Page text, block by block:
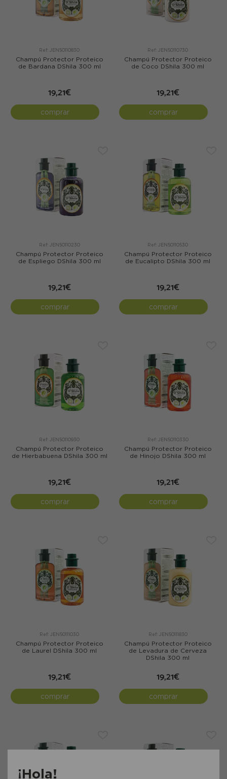
Ref: JEN50110830
Champú Protector Proteico
de Bardana DShila 300 ml
19,21€
comprar
Ref: JEN50110730
Champú Protector Proteico
de Coco DShila 300 ml
19,21€
comprar
Ref: JEN50110230
Champú Protector Proteico
de Espliego DShila 300 ml
19,21€
comprar
Ref: JEN50110530
Champú Protector Proteico
de Eucalipto DShila 300 ml
19,21€
comprar
Ref: JEN50110930
Champú Protector Proteico
de Hierbabuena DShila 300 ml
19,21€
comprar
Ref: JEN50110330
Champú Protector Proteico
de Hinojo DShila 300 ml
19,21€
comprar
Ref: JEN50111030
Champú Protector Proteico
de Laurel DShila 300 ml
19,21€
comprar
Ref: JEN50111830
Champú Protector Proteico
de Levadura de Cerveza
DShila 300 ml
19,21€
comprar
¡Hola!